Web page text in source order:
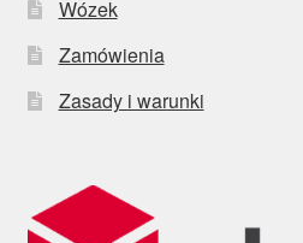
Wózek
Zamówienia
Zasady i warunki